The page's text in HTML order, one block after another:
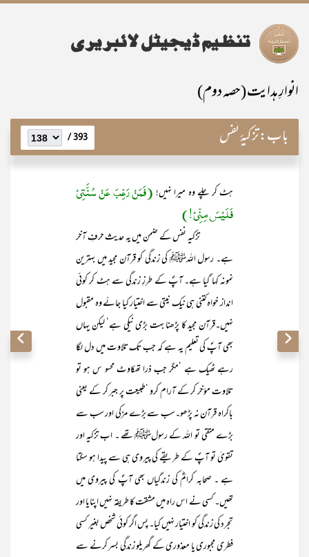
انوارِ ہدایت (حصہ دوم)
باب:تزکیۂ نفس 393 /
ہٹ کر چلے وہ میرا نہیں!(فَمَنْ رَغِبَ عَنْ سُنَّتِیْ
فَلَیْسَ مِنِّیْ!)
تزکیہ نفس کے ضمن میں یہ حدیث حرفِ آخر
ہے۔ رسول اللہﷺ کی زندگی کو قرآن مجید میں بہترین
نمونہ کہا گیا ہے۔ آپؐ کے طرزِ زندگی سے ہٹ کر کوئی
انداز خواہ کتنی ہی نیک نیتی سے اختیار کیا جائے وہ مقبول
نہیں۔قرآن مجید کا پڑھنا بہت بڑی نیکی ہے‘ لیکن یہاں
بھی آپؐ کی تعلیم یہ ہے کہ جب تک تلاوت میں دل لگا
رہے ٹھیک ہے ‘مگر جب ذرا تھکاوٹ محسو س ہو تو
تلاوت مؤخر کر کے آرام کرو ‘طبیعت پر جبر کر کے یعنی
باکراہ قرآن نہ پڑھو۔سب سے بڑے مزکی اور سب سے
بڑے متقی تو اللہ کے رسولﷺ تھے ۔ اب تزکیہ اور
تقویٰ تو آپؐ کے طریقے کی پیروی ہی سے پیدا ہو سکتا
ہے ۔ صحابہ کرامؓ کی زندگیاں بھی آپؐ کی پیروی میں
تھیں۔ کسی نے اس راہ میں مشقت کا طریقہ نہیں اپنایا اور
تجرد کی زندگی کو اختیار نہیں کیا۔ پس اگر کوئی شخص بغیر کسی
فطری مجبوری یا معذوری کے گھریلو زندگی بسر کرنے سے